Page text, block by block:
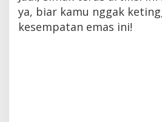
ya, biar kamu nggak
kesempatan emas ini!